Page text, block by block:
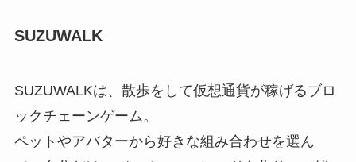
SUZUWALK
SUZUWALKは、散歩をして仮想通貨が稼げるブロ
ックチェーンゲーム。
ペットやアバターから好きな組み合わせを選ん